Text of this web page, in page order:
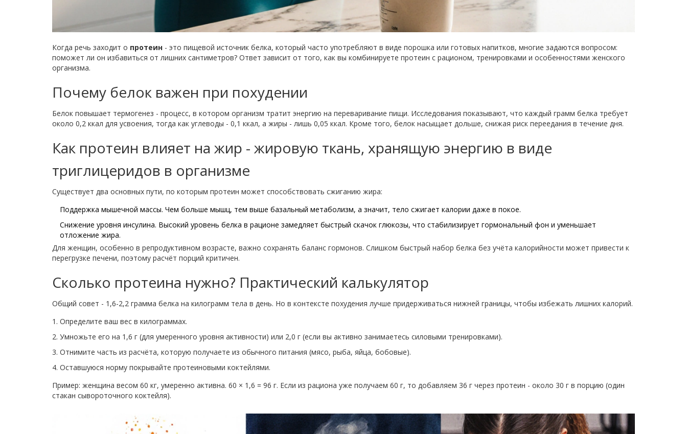
Когда речь заходит о протеин - это пищевой источник белка, который часто употребляют в виде порошка или готовых напитков, многие задаются вопросом:
поможет ли он избавиться от лишних сантиметров? Ответ зависит от того, как вы комбинируете протеин с рационом, тренировками и особенностями женского
организма.
Почему белок важен при похудении
Белок повышает термогенез - процесс, в котором организм тратит энергию на переваривание пищи. Исследования показывают, что каждый грамм белка требует
около 0,2 ккал для усвоения, тогда как углеводы - 0,1 ккал, а жиры - лишь 0,05 ккал. Кроме того, белок насыщает дольше, снижая риск переедания в течение дня.
Как протеин влияет на жир - жировую ткань, хранящую энергию в виде
триглицеридов в организме
Существует два основных пути, по которым протеин может способствовать сжиганию жира:
Поддержка мышечной массы. Чем больше мышц, тем выше базальный метаболизм, а значит, тело сжигает калории даже в покое.
Снижение уровня инсулина. Высокий уровень белка в рационе замедляет быстрый скачок глюкозы, что стабилизирует гормональный фон и уменьшает
отложение жира.
Для женщин, особенно в репродуктивном возрасте, важно сохранять баланс гормонов. Слишком быстрый набор белка без учёта калорийности может привести к
перегрузке печени, поэтому расчёт порций критичен.
Сколько протеина нужно? Практический калькулятор
Общий совет - 1,6-2,2 грамма белка на килограмм тела в день. Но в контексте похудения лучше придерживаться нижней границы, чтобы избежать лишних калорий.
Определите ваш вес в килограммах.
Умножьте его на 1,6 г (для умеренного уровня активности) или 2,0 г (если вы активно занимаетесь силовыми тренировками).
Отнимите часть из расчёта, которую получаете из обычного питания (мясо, рыба, яйца, бобовые).
Оставшуюся норму покрывайте протеиновыми коктейлями.
Пример: женщина весом 60 кг, умеренно активна. 60 × 1,6 = 96 г. Если из рациона уже получаем 60 г, то добавляем 36 г через протеин - около 30 г в порцию (один
стакан сывороточного коктейля).